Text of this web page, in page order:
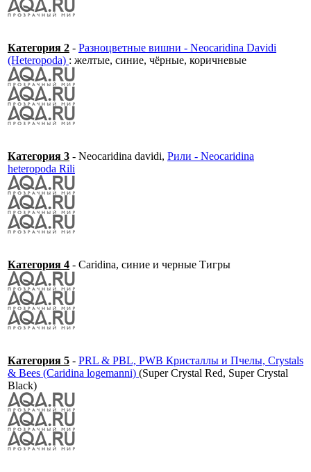
Категория 2 - Разноцветные вишни - Neocaridina Davidi
(Heteropoda) : желтые, синие, чёрные, коричневые
Категория 3 - Neocaridina davidi, Рили - Neocaridina
heteropoda Rili
Категория 4 - Caridina, синие и черные Тигры
Категория 5 - PRL & PBL, PWB Кристаллы и Пчелы, Crystals
& Bees (Caridina logemanni) (Super Crystal Red, Super Crystal
Black)